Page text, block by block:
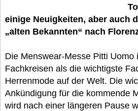
einige Neuigkeiten, aber auch
„alten Bekannten“ nach
Die Menswear-Messe Pitti Uomo
Fachkreisen als die wichtigste
Herrenmode auf der Welt. Die
Ankündigung für die kommende
wird nach einer längeren Pause